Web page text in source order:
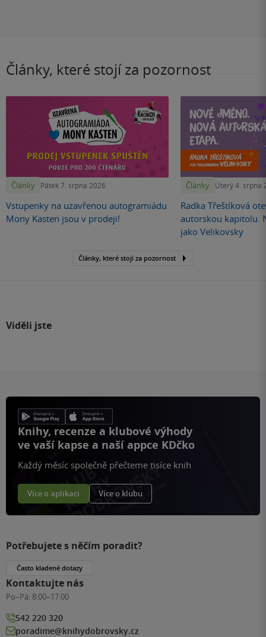
Články, které stojí za pozornost
Články Pátek 7. srpna 2026
Vstupenky na uzavřenou autogramiádu
Mony Kasten jsou v prodeji!
Články Úterý 4. srpna
Radka Třeštíková
autorskou kapitolu.
jako Velikovsky
Články, které stojí za pozornost
Viděli jste
Knihy, recenze a klubové výhody
ve vaší kapse a naší appce KDčko
Každý měsíc společně přečteme tisíce knih
Více o aplikaci Více o klubu
Potřebujete s něčím poradit?
Často kladené dotazy
Kontaktujte nás
Po–Pá: 8:00–17:00
542 220 320
poradime@knihydobrovsky.cz